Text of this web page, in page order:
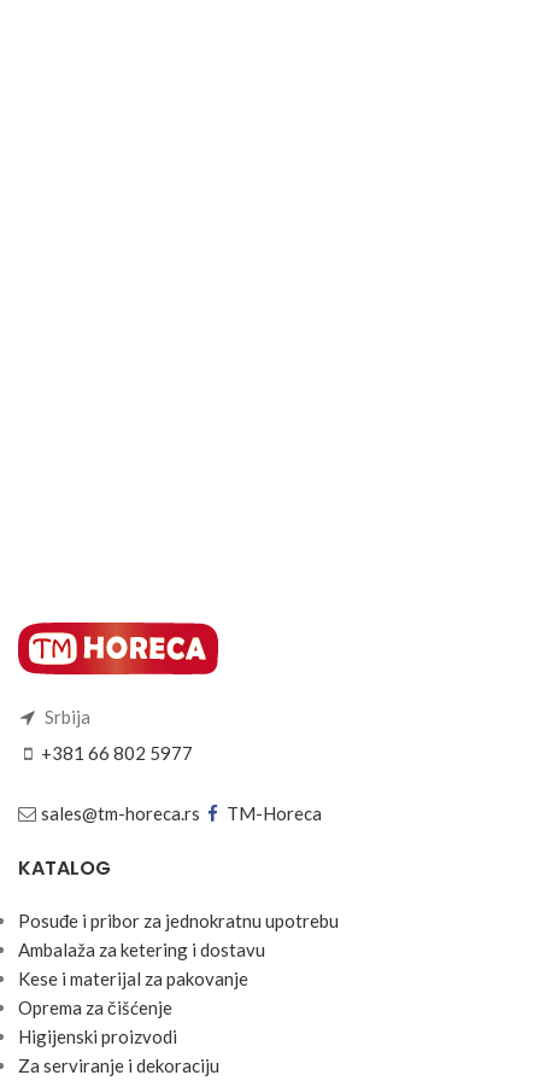
Srbija
+381 66 802 5977
sales@tm-horeca.rs TM-Horeca
KATALOG
Posuđe i pribor za jednokratnu upotrebu
Ambalaža za ketering i dostavu
Kese i materijal za pakovanje
Oprema za čišćenje
Higijenski proizvodi
Za serviranje i dekoraciju